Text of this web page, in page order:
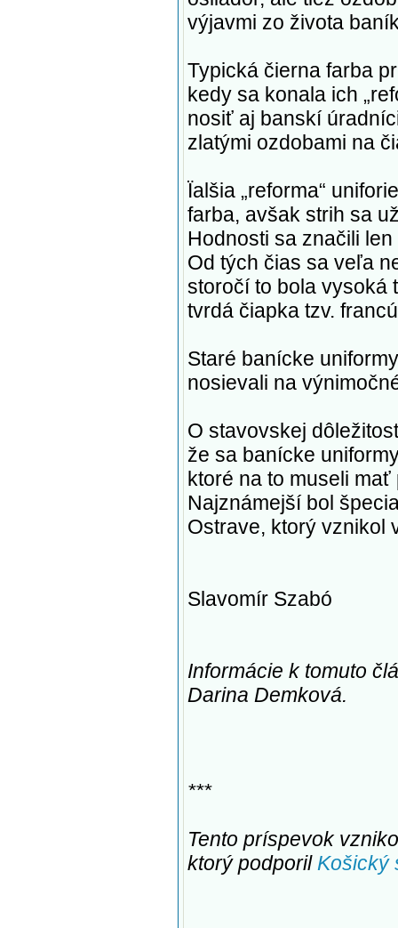
výjavmi zo života
Typická čierna farba
kedy sa konala ich
nosiť aj banskí
zlatými ozdobami na
Ïalšia „reforma“
farba, avšak strih sa
Hodnosti sa značili
Od tých čias sa veľa
storočí to bola vysoká
tvrdá čiapka tzv.
Staré banícke
nosievali na
O stavovskej
že sa banícke
ktoré na to museli
Najznámejší bol
Ostrave, ktorý vznikol
Slavomír Szabó
Informácie k tomuto
Darina Demková.
***
Tento príspevok
ktorý podporil Košický